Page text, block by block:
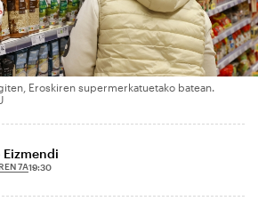
Eroskiren supermerkatuetako batean.
7A19:30